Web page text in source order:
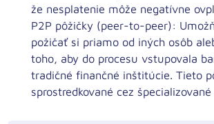
že nesplatenie môže negatívne
P2P pôžičky (peer-to-peer):
požičať si priamo od iných osôb
toho, aby do procesu vstupovala
tradičné finančné inštitúcie. Tieto
sprostredkované cez